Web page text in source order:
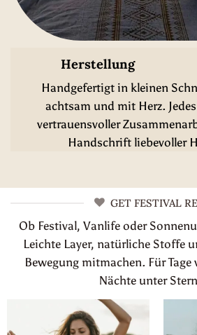
Herstellung
Handgefertigt in kleinen
achtsam und mit Herz.
vertrauensvoller
Handschrift liebevoller
GET FESTIVAL
Ob Festival, Vanlife oder
Leichte Layer, natürliche Stoffe
Bewegung mitmachen. Für
Nächte unter